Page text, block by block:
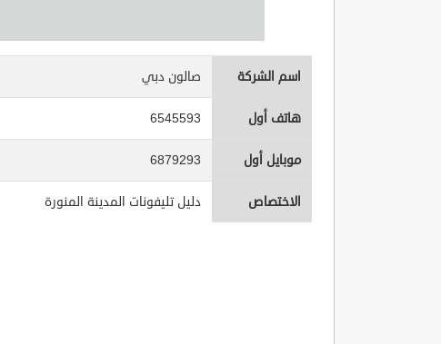
اسم الشركة صالون دبي
هاتف أول 6545593
موبايل أول 6879293
الاختصاص دليل تليفونات المدينة المنورة